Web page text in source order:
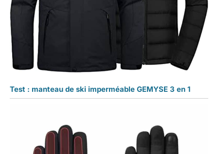
Test : manteau de ski imperméable GEMYSE 3 en 1